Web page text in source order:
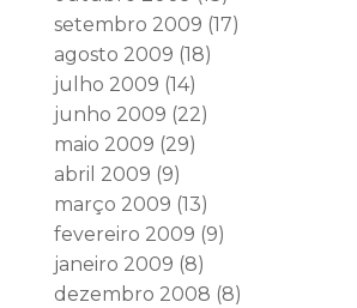
setembro 2009 (17)
agosto 2009 (18)
julho 2009 (14)
junho 2009 (22)
maio 2009 (29)
abril 2009 (9)
março 2009 (13)
fevereiro 2009 (9)
janeiro 2009 (8)
dezembro 2008 (8)